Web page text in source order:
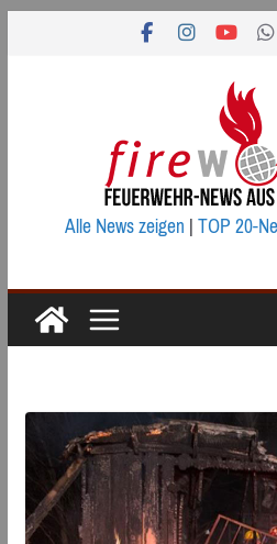
Alle News zeigen|TOP 20-